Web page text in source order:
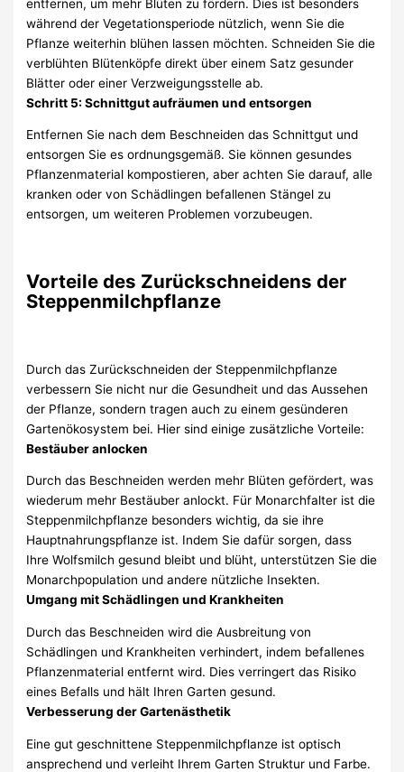
entfernen, um mehr Blüten zu fördern. Dies ist besonders
während der Vegetationsperiode nützlich, wenn Sie die
Pflanze weiterhin blühen lassen möchten. Schneiden Sie die
verblühten Blütenköpfe direkt über einem Satz gesunder
Blätter oder einer Verzweigungsstelle ab.
Schritt 5: Schnittgut aufräumen und entsorgen
Entfernen Sie nach dem Beschneiden das Schnittgut und
entsorgen Sie es ordnungsgemäß. Sie können gesundes
Pflanzenmaterial kompostieren, aber achten Sie darauf, alle
kranken oder von Schädlingen befallenen Stängel zu
entsorgen, um weiteren Problemen vorzubeugen.
Vorteile des Zurückschneidens der
Steppenmilchpflanze
Durch das Zurückschneiden der Steppenmilchpflanze
verbessern Sie nicht nur die Gesundheit und das Aussehen
der Pflanze, sondern tragen auch zu einem gesünderen
Gartenökosystem bei. Hier sind einige zusätzliche Vorteile:
Bestäuber anlocken
Durch das Beschneiden werden mehr Blüten gefördert, was
wiederum mehr Bestäuber anlockt. Für Monarchfalter ist die
Steppenmilchpflanze besonders wichtig, da sie ihre
Hauptnahrungspflanze ist. Indem Sie dafür sorgen, dass
Ihre Wolfsmilch gesund bleibt und blüht, unterstützen Sie die
Monarchpopulation und andere nützliche Insekten.
Umgang mit Schädlingen und Krankheiten
Durch das Beschneiden wird die Ausbreitung von
Schädlingen und Krankheiten verhindert, indem befallenes
Pflanzenmaterial entfernt wird. Dies verringert das Risiko
eines Befalls und hält Ihren Garten gesund.
Verbesserung der Gartenästhetik
Eine gut geschnittene Steppenmilchpflanze ist optisch
ansprechend und verleiht Ihrem Garten Struktur und Farbe.